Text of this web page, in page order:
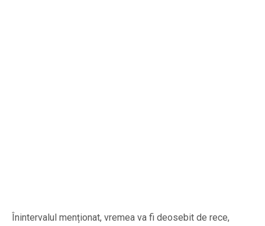
Înintervalul menționat, vremea va fi deosebit de rece,